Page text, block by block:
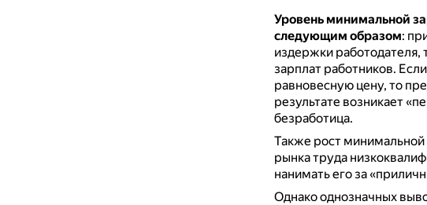
Уровень минимальной
следующим образом:
издержки работодателя,
зарплат работников.
равновесную цену, то
результате возникает
безработица.
Также рост минимальной
рынка труда
нанимать его за
Однако однозначных